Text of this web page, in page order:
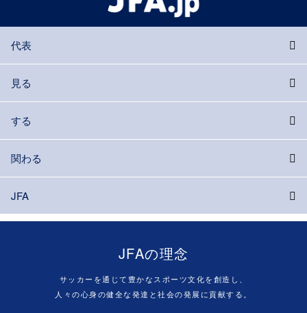
代表
見る
する
関わる
JFA
JFAの理念
サッカーを通じて豊かなスポーツ文化を創造し、
人々の心身の健全な発達と社会の発展に貢献する。